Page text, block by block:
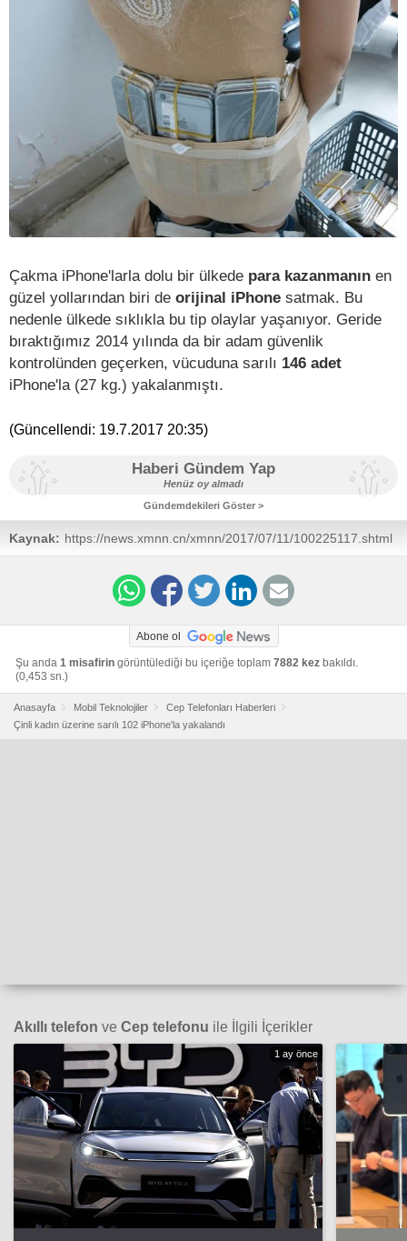
Çakma iPhone'larla dolu bir ülkede para kazanmanın en
güzel yollarından biri de orijinal iPhone satmak. Bu
nedenle ülkede sıklıkla bu tip olaylar yaşanıyor. Geride
bıraktığımız 2014 yılında da bir adam güvenlik
kontrolünden geçerken, vücuduna sarılı 146 adet
iPhone'la (27 kg.) yakalanmıştı.
(Güncellendi: 19.7.2017 20:35)
Haberi Gündem Yap
Henüz oy almadı
Gündemdekileri Göster >
Kaynak: https://news.xmnn.cn/xmnn/2017/07/11/100225117.shtml
Abone ol
Şu anda 1 misafirin görüntülediği bu içeriğe toplam 7882 kez bakıldı.
(0,453 sn.)
Anasayfa Mobil Teknolojiler
Cep Telefonları Haberleri
Çinli kadın üzerine sarılı 102 iPhone'la yakalandı
Akıllı telefon ve Cep telefonu ile İlgili İçerikler
1 ay önce